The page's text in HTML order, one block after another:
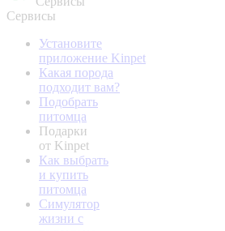
Сервисы
Установите
приложение Kinpet
Какая порода
подходит вам?
Подобрать
питомца
Подарки
от Kinpet
Как выбрать
и купить
питомца
Симулятор
жизни с